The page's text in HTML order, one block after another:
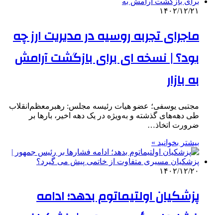
۱۴۰۲/۱۲/۲۱
ماجرای تجربه روسیه در مدیریت ارز چه
بود؟ | نسخه ای برای بازگشت آرامش
به بازار
مجتبی یوسفی؛ عضو هیات رئیسه مجلس: رهبرمعظم‌انقلاب
طی دهه‌های گذشته و به‌ویژه در یک دهه اخیر، بارها بر
ضرورت اتخاذ…
بیشتر بخوانید »
۱۴۰۲/۱۲/۲۰
پزشکیان اولتیماتوم بدهد؛ ادامه